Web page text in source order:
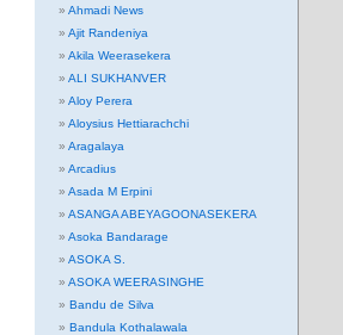
Ahmadi News
Ajit Randeniya
Akila Weerasekera
ALI SUKHANVER
Aloy Perera
Aloysius Hettiarachchi
Aragalaya
Arcadius
Asada M Erpini
ASANGA ABEYAGOONASEKERA
Asoka Bandarage
ASOKA S.
ASOKA WEERASINGHE
Bandu de Silva
Bandula Kothalawala